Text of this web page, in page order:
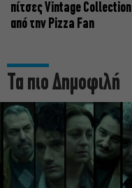
πίτσες Vintage Collection
από την Pizza Fan
Τα πιο Δημοφιλή